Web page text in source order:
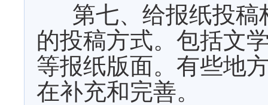
第七、给报纸投
的投稿方式。包括文
等报纸版面。有些地
在补充和完善。